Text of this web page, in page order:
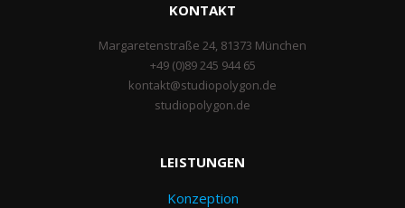
KONTAKT
Margaretenstraße 24, 81373 München
+49 (0)89 245 944 65
kontakt@studiopolygon.de
studiopolygon.de
LEISTUNGEN
Konzeption